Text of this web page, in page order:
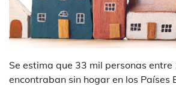
Se estima que 33 mil personas entre
encontraban sin hogar en los Países